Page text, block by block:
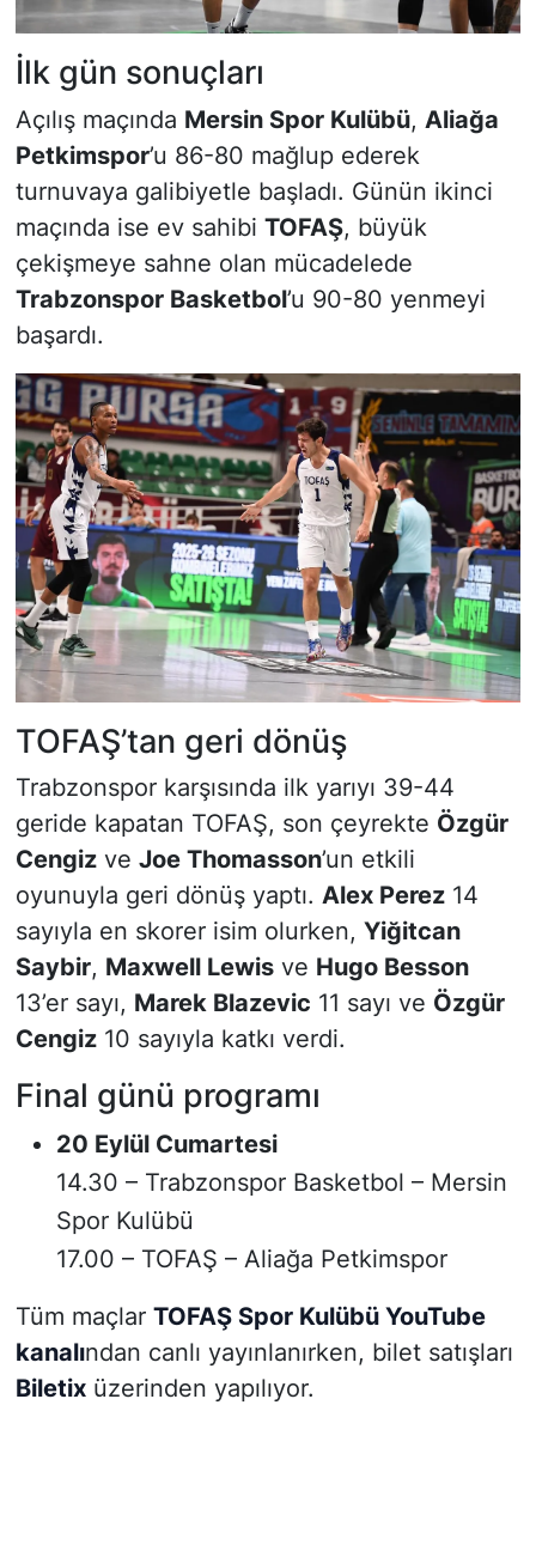
İlk gün sonuçları
Açılış maçında Mersin Spor Kulübü, Aliağa
Petkimspor’u 86-80 mağlup ederek
turnuvaya galibiyetle başladı. Günün ikinci
maçında ise ev sahibi TOFAŞ, büyük
çekişmeye sahne olan mücadelede
Trabzonspor Basketbol’u 90-80 yenmeyi
başardı.
TOFAŞ’tan geri dönüş
Trabzonspor karşısında ilk yarıyı 39-44
geride kapatan TOFAŞ, son çeyrekte Özgür
Cengizve Joe Thomasson’un etkili
oyunuyla geri dönüş yaptı. Alex Perez14
sayıyla en skorer isim olurken, Yiğitcan
Saybir, Maxwell Lewisve Hugo Besson
13’er sayı, Marek Blazevic 11 sayı ve Özgür
Cengiz10 sayıyla katkı verdi.
Final günü programı
20 Eylül Cumartesi
14.30 – Trabzonspor Basketbol – Mersin
Spor Kulübü
17.00 – TOFAŞ – Aliağa Petkimspor
Tüm maçlar TOFAŞ Spor Kulübü YouTube
kanalından canlı yayınlanırken, bilet satışları
Biletixüzerinden yapılıyor.